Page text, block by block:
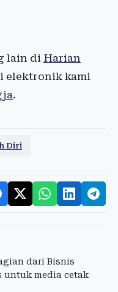
lain di Harian
elektronik kami
.
Diri
dari Bisnis
untuk media cetak